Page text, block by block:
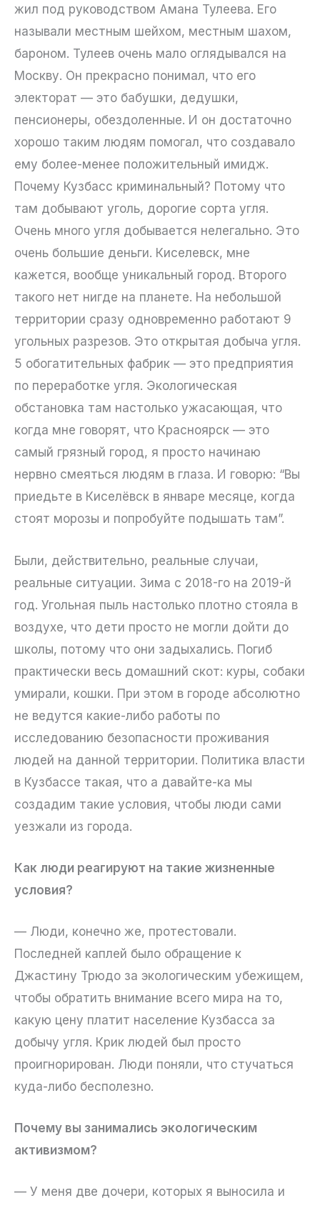
жил под руководством Амана Тулеева. Его
называли местным шейхом, местным шахом,
бароном. Тулеев очень мало оглядывался на
Москву. Он прекрасно понимал, что его
электорат — это бабушки, дедушки,
пенсионеры, обездоленные. И он достаточно
хорошо таким людям помогал, что создавало
ему более-менее положительный имидж.
Почему Кузбасс криминальный? Потому что
там добывают уголь, дорогие сорта угля.
Очень много угля добывается нелегально. Это
очень большие деньги. Киселевск, мне
кажется, вообще уникальный город. Второго
такого нет нигде на планете. На небольшой
территории сразу одновременно работают 9
угольных разрезов. Это открытая добыча угля.
5 обогатительных фабрик — это предприятия
по переработке угля. Экологическая
обстановка там настолько ужасающая, что
когда мне говорят, что Красноярск — это
самый грязный город, я просто начинаю
нервно смеяться людям в глаза. И говорю: “Вы
приедьте в Киселёвск в январе месяце, когда
стоят морозы и попробуйте подышать там”.
Были, действительно, реальные случаи,
реальные ситуации. Зима с 2018-го на 2019-й
год. Угольная пыль настолько плотно стояла в
воздухе, что дети просто не могли дойти до
школы, потому что они задыхались. Погиб
практически весь домашний скот: куры, собаки
умирали, кошки. При этом в городе абсолютно
не ведутся какие-либо работы по
исследованию безопасности проживания
людей на данной территории. Политика власти
в Кузбассе такая, что а давайте-ка мы
создадим такие условия, чтобы люди сами
уезжали из города.
Как люди реагируют на такие жизненные
условия?
— Люди, конечно же, протестовали.
Последней каплей было обращение к
Джастину Трюдо за экологическим убежищем,
чтобы обратить внимание всего мира на то,
какую цену платит население Кузбасса за
добычу угля. Крик людей был просто
проигнорирован. Люди поняли, что стучаться
куда-либо бесполезно.
Почему вы занимались экологическим
активизмом?
— У меня две дочери, которых я выносила и